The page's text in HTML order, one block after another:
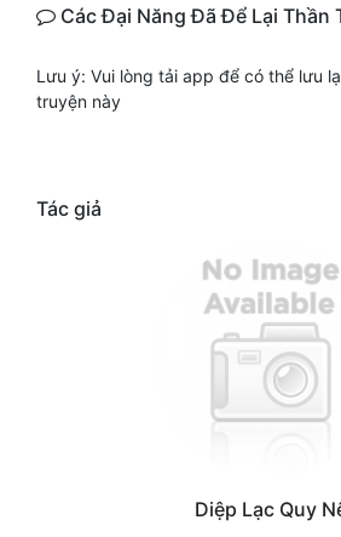
Các Đại Năng Đã Để Lại Thần
Lưu ý: Vui lòng tải app để có thể lưu
truyện này
Tác giả
Diệp Lạc Quy